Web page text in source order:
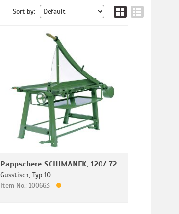
Sort by:
Pappschere SCHIMANEK, 120/ 72
Gusstisch, Typ 10
Item No.: 100663